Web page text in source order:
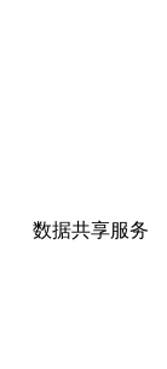
数据共享服务